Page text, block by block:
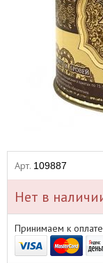
Арт. 109887
Нет в
Принимаем к